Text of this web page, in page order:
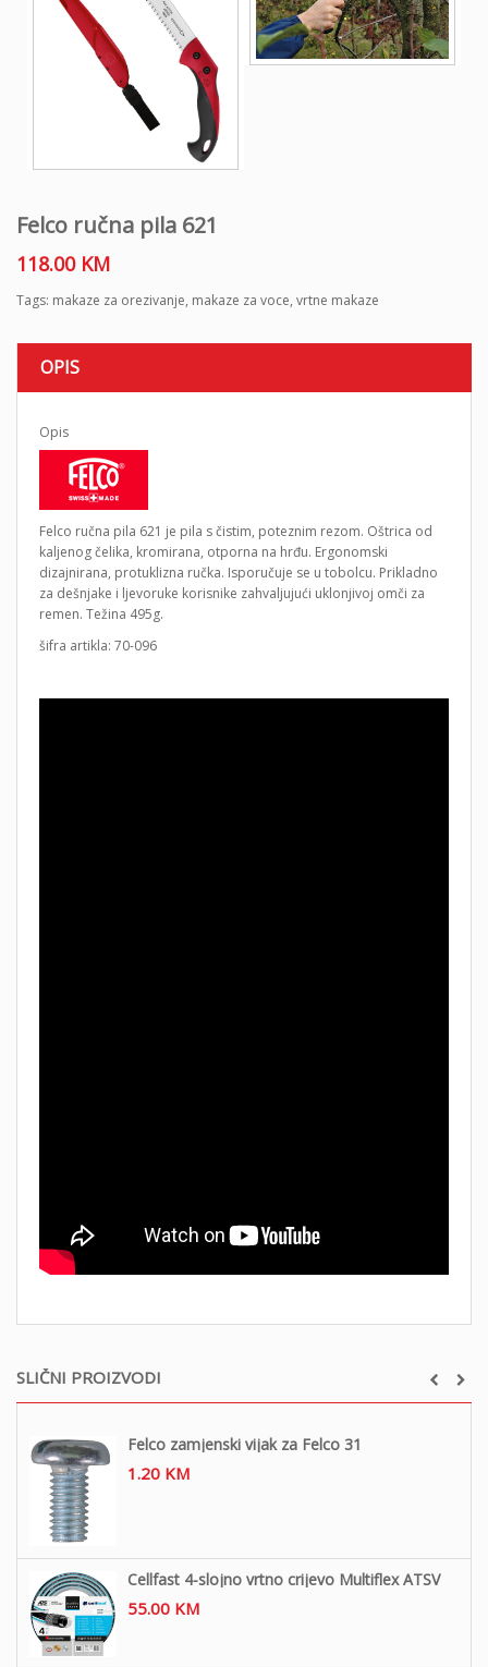
SLIČNI PROIZVODI
Felco zamjenski vijak za Felco 31
1.20 KM
Cellfast 4-slojno vrtno crijevo Multiflex ATSV
55.00 KM
Felco ručna pila 621
118.00 KM
Tags: makaze za orezivanje, makaze za voce, vrtne makaze
OPIS
Opis
Felco ručna pila 621 je pila s čistim, poteznim rezom. Oštrica od
kaljenog čelika, kromirana, otporna na hrđu. Ergonomski
dizajnirana, protuklizna ručka. Isporučuje se u tobolcu. Prikladno
za dešnjake i ljevoruke korisnike zahvaljujući uklonjivoj omči za
remen. Težina 495g.
šifra artikla: 70-096